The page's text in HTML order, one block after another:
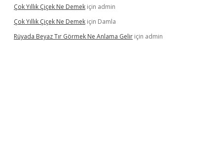
Çok Yıllık Çiçek Ne Demek için admin
Çok Yıllık Çiçek Ne Demek için Damla
Rüyada Beyaz Tır Görmek Ne Anlama Gelir için admin